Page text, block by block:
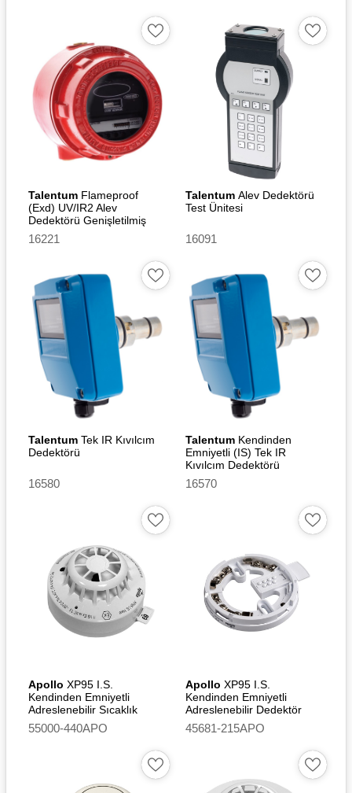
Talentum Flameproof
(Exd) UV/IR2 Alev
Dedektörü Genişletilmiş
Sıcaklık
16221
Talentum Alev Dedektörü
Test Ünitesi
16091
Talentum Tek IR Kıvılcım
Dedektörü
16580
Talentum Kendinden
Emniyetli (IS) Tek IR
Kıvılcım Dedektörü
16570
Apollo XP95 I.S.
Kendinden Emniyetli
Adreslenebilir Sıcaklık
Dedektörü (A2S)
55000-440APO
Apollo XP95 I.S.
Kendinden Emniyetli
Adreslenebilir Dedektör
XPERT 7 I.S. Montaj
Tabanı
45681-215APO